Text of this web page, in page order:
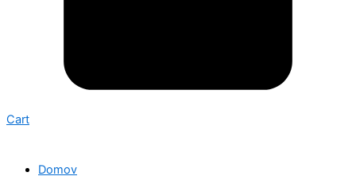
Cart
Domov